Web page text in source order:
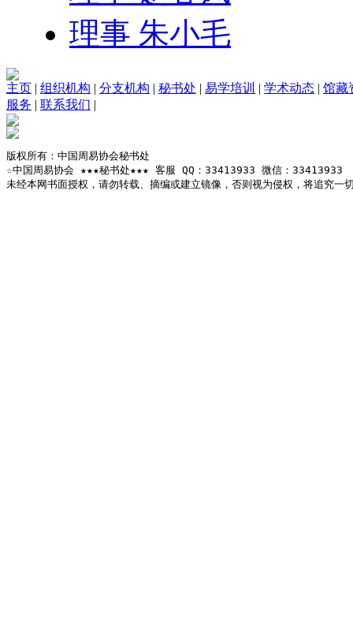
理事 朱小毛
主页 | 组织机构 | 分支机构 | 秘书处 | 易学培训 | 学术动态 | 馆藏
服务 | 联系我们 |
版权所有：中国周易协会秘书处
☆中国周易协会 ★★★秘书处★★★ 客服 QQ：33413933 微信：33413933
未经本网书面授权，请勿转载、摘编或建立镜像，否则视为侵权，将追究一